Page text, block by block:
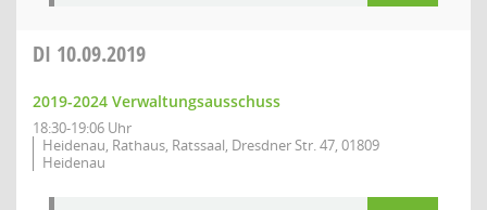
DI 10.09.2019
2019-2024 Verwaltungsausschuss
18:30-19:06 Uhr
Heidenau, Rathaus, Ratssaal, Dresdner Str. 47, 01809
Heidenau